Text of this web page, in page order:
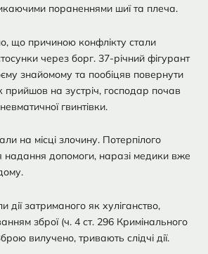
пораненнями шиї та плеча.
що причиною конфлікту стали
через борг. 37-річний фігурант
знайомому та пообіцяв повернути
прийшов на зустріч, господар почав
гвинтівки.
на місці злочину. Потерпілого
надання допомоги, наразі медики вже
дії затриманого як хуліганство,
зброї (ч. 4 ст. 296 Кримінального
вилучено, тривають слідчі дії.